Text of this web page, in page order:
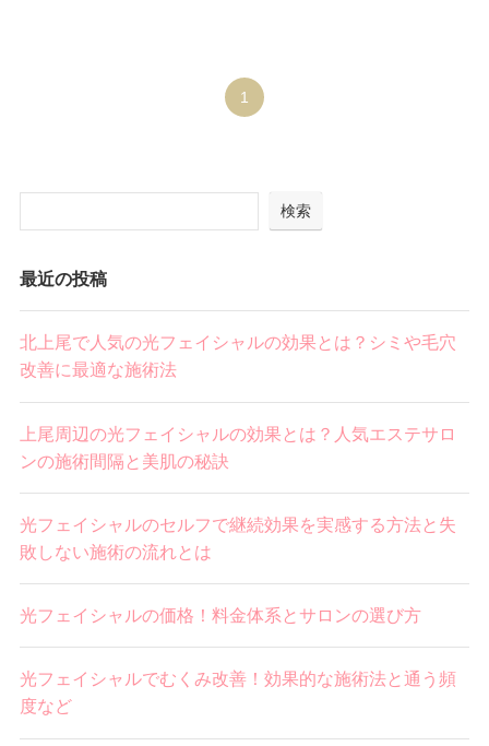
1
検索
最近の投稿
北上尾で人気の光フェイシャルの効果とは？シミや毛穴
改善に最適な施術法
上尾周辺の光フェイシャルの効果とは？人気エステサロ
ンの施術間隔と美肌の秘訣
光フェイシャルのセルフで継続効果を実感する方法と失
敗しない施術の流れとは
光フェイシャルの価格！料金体系とサロンの選び方
光フェイシャルでむくみ改善！効果的な施術法と通う頻
度など